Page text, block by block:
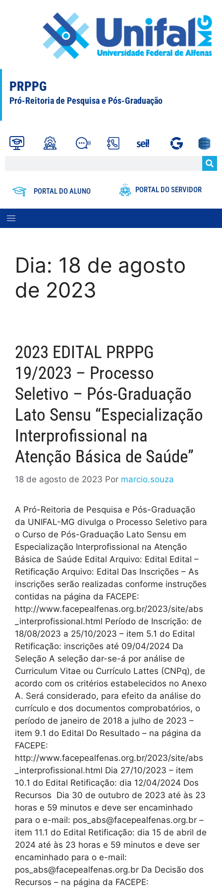
PRPPG
Pró-Reitoria de Pesquisa e Pós-Graduação
PORTAL DO ALUNO PORTAL DO SERVIDOR
Dia: 18 de agosto
de 2023
2023 EDITAL PRPPG
19/2023 – Processo
Seletivo – Pós-Graduação
Lato Sensu “Especialização
Interprofissional na
Atenção Básica de Saúde”
18 de agosto de 2023 Por marcio.souza
A Pró-Reitoria de Pesquisa e Pós-Graduação
da UNIFAL-MG divulga o Processo Seletivo para
o Curso de Pós-Graduação Lato Sensu em
Especialização Interprofissional na Atenção
Básica de Saúde Edital Arquivo: Edital Edital –
Retificação Arquivo: Edital Das Inscrições – As
inscrições serão realizadas conforme instruções
contidas na página da FACEPE:
http://www.facepealfenas.org.br/2023/site/abs
_interprofissional.html Período de Inscrição: de
18/08/2023 a 25/10/2023 – item 5.1 do Edital
Retificação: inscrições até 09/04/2024 Da
Seleção A seleção dar-se-á por análise de
Curriculum Vitae ou Currículo Lattes (CNPq), de
acordo com os critérios estabelecidos no Anexo
A. Será considerado, para efeito da análise do
currículo e dos documentos comprobatórios, o
período de janeiro de 2018 a julho de 2023 –
item 9.1 do Edital Do Resultado – na página da
FACEPE:
http://www.facepealfenas.org.br/2023/site/abs
_interprofissional.html Dia 27/10/2023 – item
10.1 do Edital Retificação: dia 12/04/2024 Dos
Recursos Dia 30 de outubro de 2023 até às 23
horas e 59 minutos e deve ser encaminhado
para o e-mail: pos_abs@facepealfenas.org.br –
item 11.1 do Edital Retificação: dia 15 de abril de
2024 até às 23 horas e 59 minutos e deve ser
encaminhado para o e-mail:
pos_abs@facepealfenas.org.br Da Decisão dos
Recursos – na página da FACEPE: